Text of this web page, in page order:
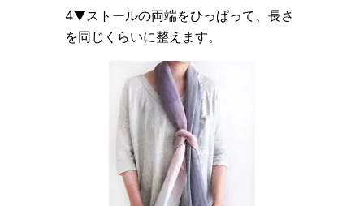
4▼ストールの両端をひっぱって、長さ
を同じくらいに整えます。